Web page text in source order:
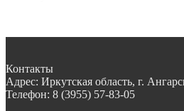
Контакты
Адрес: Иркутская область, г.
Телефон: 8 (3955) 57-83-05